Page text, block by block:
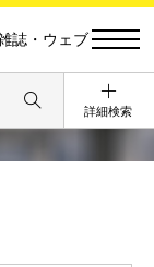
誌・ウェブ
詳細検索